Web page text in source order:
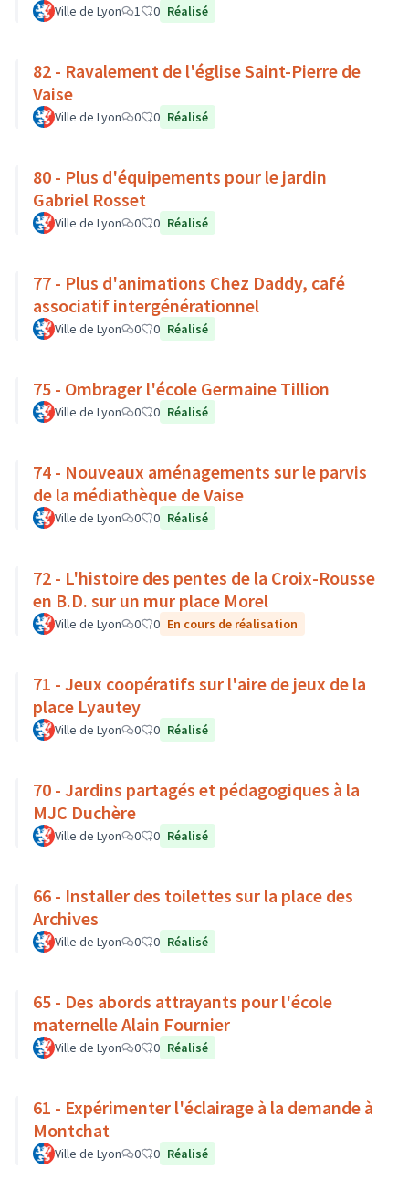
Ville de Lyon 1 0 Réalisé
82 - Ravalement de l'église Saint-Pierre de
Vaise
Ville de Lyon 0 0 Réalisé
80 - Plus d'équipements pour le jardin
Gabriel Rosset
Ville de Lyon 0 0 Réalisé
77 - Plus d'animations Chez Daddy, café
associatif intergénérationnel
Ville de Lyon 0 0 Réalisé
75 - Ombrager l'école Germaine Tillion
Ville de Lyon 0 0 Réalisé
74 - Nouveaux aménagements sur le parvis
de la médiathèque de Vaise
Ville de Lyon 0 0 Réalisé
72 - L'histoire des pentes de la Croix-Rousse
en B.D. sur un mur place Morel
Ville de Lyon 0 0 En cours de réalisation
71 - Jeux coopératifs sur l'aire de jeux de la
place Lyautey
Ville de Lyon 0 0 Réalisé
70 - Jardins partagés et pédagogiques à la
MJC Duchère
Ville de Lyon 0 0 Réalisé
66 - Installer des toilettes sur la place des
Archives
Ville de Lyon 0 0 Réalisé
65 - Des abords attrayants pour l'école
maternelle Alain Fournier
Ville de Lyon 0 0 Réalisé
61 - Expérimenter l'éclairage à la demande à
Montchat
Ville de Lyon 0 0 Réalisé